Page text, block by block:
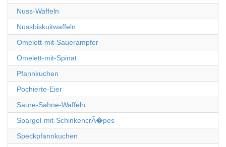
Nuss-Waffeln
Nussbiskuitwaffeln
Omelett-mit-Sauerampfer
Omelett-mit-Spinat
Pfannkuchen
Pochierte-Eier
Saure-Sahne-Waffeln
Spargel-mit-SchinkencrÃ�pes
Speckpfannkuchen